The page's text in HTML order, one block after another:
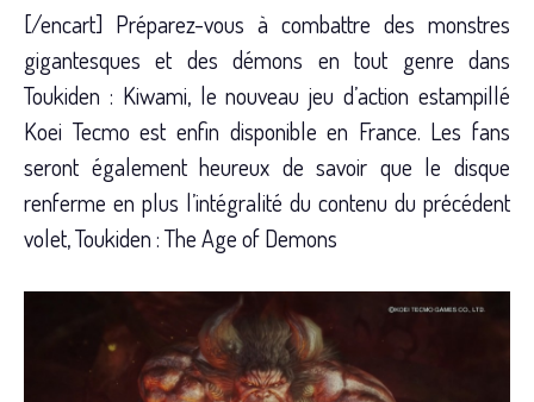
[/encart] Préparez-vous à combattre des monstres
gigantesques et des démons en tout genre dans
Toukiden : Kiwami, le nouveau jeu d’action estampillé
Koei Tecmo est enfin disponible en France. Les fans
seront également heureux de savoir que le disque
renferme en plus l’intégralité du contenu du précédent
volet, Toukiden : The Age of Demons